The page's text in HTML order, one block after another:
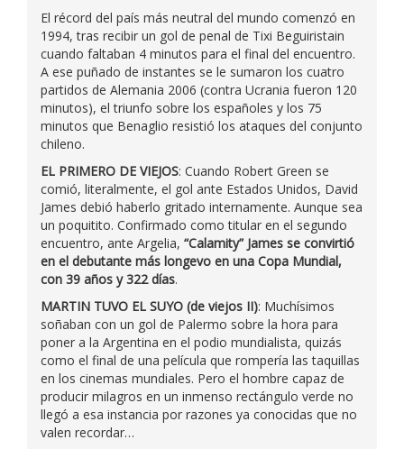
El récord del país más neutral del mundo comenzó en
1994, tras recibir un gol de penal de Tixi Beguiristain
cuando faltaban 4 minutos para el final del encuentro.
A ese puñado de instantes se le sumaron los cuatro
partidos de Alemania 2006 (contra Ucrania fueron 120
minutos), el triunfo sobre los españoles y los 75
minutos que Benaglio resistió los ataques del conjunto
chileno.
EL PRIMERO DE VIEJOS: Cuando Robert Green se
comió, literalmente, el gol ante Estados Unidos, David
James debió haberlo gritado internamente. Aunque sea
un poquitito. Confirmado como titular en el segundo
encuentro, ante Argelia, “Calamity” James se convirtió
en el debutante más longevo en una Copa Mundial,
con 39 años y 322 días.
MARTIN TUVO EL SUYO (de viejos II): Muchísimos
soñaban con un gol de Palermo sobre la hora para
poner a la Argentina en el podio mundialista, quizás
como el final de una película que rompería las taquillas
en los cinemas mundiales. Pero el hombre capaz de
producir milagros en un inmenso rectángulo verde no
llegó a esa instancia por razones ya conocidas que no
valen recordar…